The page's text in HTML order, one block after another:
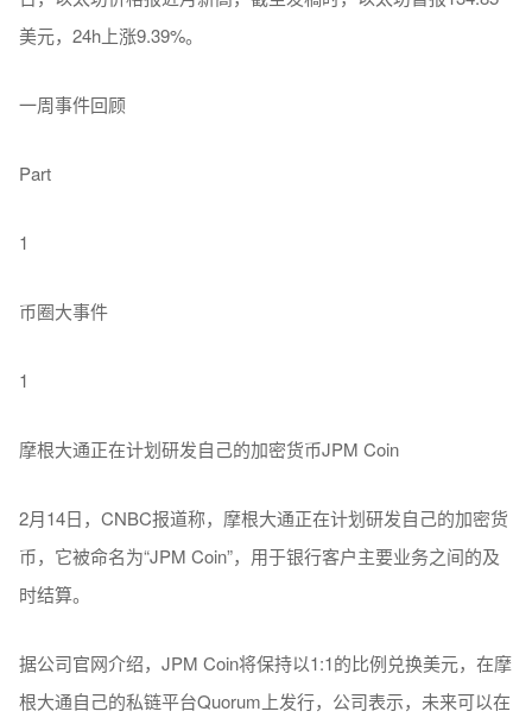
美元，24h上涨9.39%。
一周事件回顾
Part
1
币圈大事件
1
摩根大通正在计划研发自己的加密货币JPM Coin
2月14日，CNBC报道称，摩根大通正在计划研发自己的加密货
币，它被命名为“JPM Coin”，用于银行客户主要业务之间的及
时结算。
据公司官网介绍，JPM Coin将保持以1:1的比例兑换美元，在摩
根大通自己的私链平台Quorum上发行，公司表示，未来可以在